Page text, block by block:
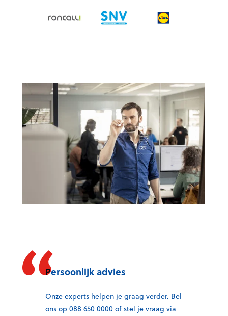
Persoonlijk advies
Onze experts helpen je graag verder. Bel
ons op 088 650 0000 of stel je vraag via